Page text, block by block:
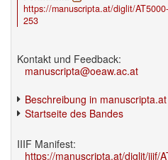
https://manuscripta.at/diglit/
253
Kontakt und Feedback:
manuscripta@oeaw.ac.at
Beschreibung in manuscripta.at
Startseite des Bandes
IIIF Manifest:
https://manuscripta.at/diglit/iiif/